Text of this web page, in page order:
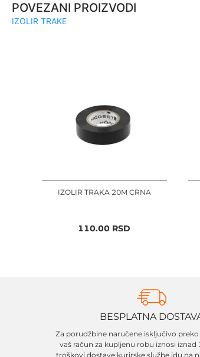
POVEZANI PROIZVODI
IZOLIR TRAKE
IZOLIR TRAKA 20M CRNA
110.00 RSD
BESPLATNA
Za porudžbine naručene isključivo
vaš račun za kupljenu robu iznosi iznad
troškovi dostave kurirske službe idu na